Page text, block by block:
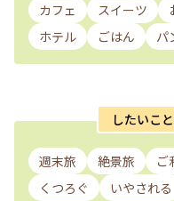
カフェ スイーツ
ホテル
ごはん パ
したいこ
週末旅 絶景旅 ご
くつろぐ
いやされる